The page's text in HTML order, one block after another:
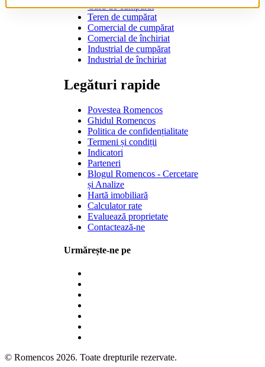
Casă de cumpărat
Teren de cumpărat
Comercial de cumpărat
Comercial de închiriat
Industrial de cumpărat
Industrial de închiriat
Legături rapide
Povestea Romencos
Ghidul Romencos
Politica de confidențialitate
Termeni și condiții
Indicatori
Parteneri
Blogul Romencos - Cercetare
și Analize
Hartă imobiliară
Calculator rate
Evaluează proprietate
Contactează-ne
Urmărește-ne pe
© Romencos 2026. Toate drepturile rezervate.